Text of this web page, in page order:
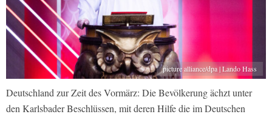
picture alliance/dpa | Lando Hass
Deutschland zur Zeit des Vormärz: Die Bevölkerung ächzt unter
den Karlsbader Beschlüssen, mit deren Hilfe die im Deutschen